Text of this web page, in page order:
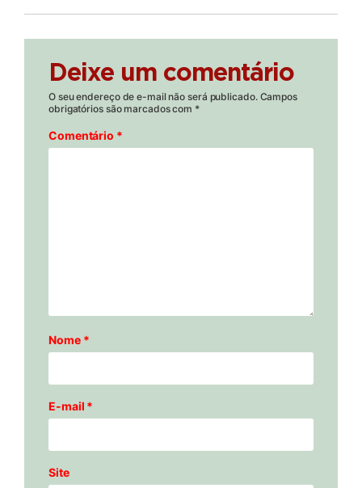
Deixe um comentário
O seu endereço de e-mail não será publicado. Campos
obrigatórios são marcados com *
Comentário *
Nome *
E-mail *
Site